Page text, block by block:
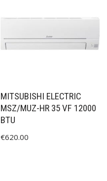
MITSUBISHI ELECTRIC
MSZ/MUZ-HR 35 VF 12000
BTU
€620.00